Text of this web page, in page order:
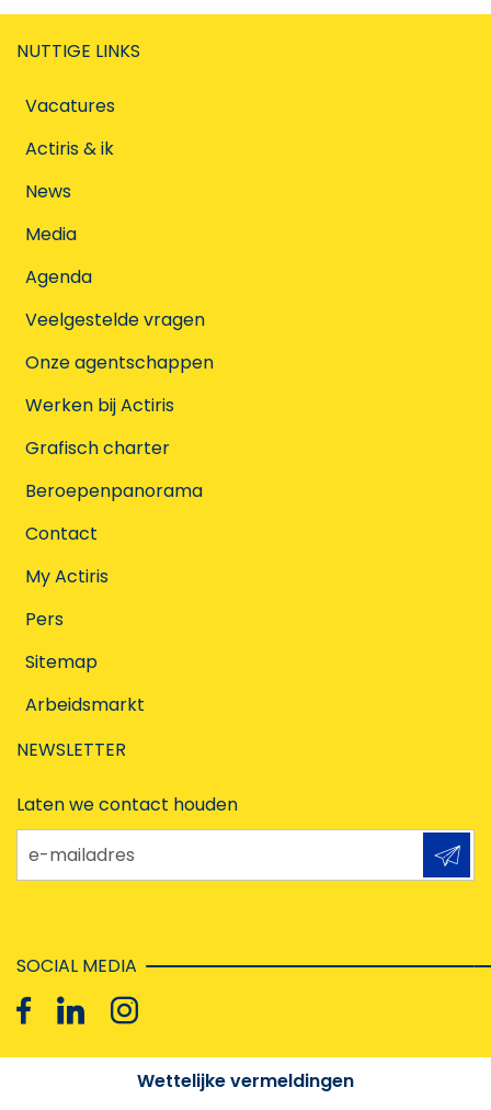
NUTTIGE LINKS
Vacatures
Actiris & ik
News
Media
Agenda
Veelgestelde vragen
Onze agentschappen
Werken bij Actiris
Grafisch charter
Beroepenpanorama
Contact
My Actiris
Pers
Sitemap
Arbeidsmarkt
NEWSLETTER
Laten we contact houden
e-mailadres
SOCIAL MEDIA
Wettelijke vermeldingen